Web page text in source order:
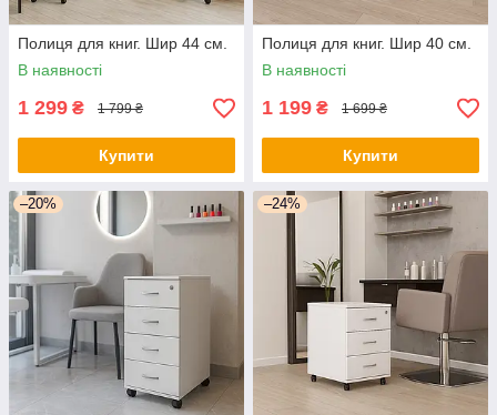
Полиця для книг. Шир 44 см.
В наявності
1 299 ₴ 1 799 ₴
Купити
Полиця для книг. Шир 40 см.
В наявності
1 199 ₴ 1 699 ₴
Купити
–20% –24%